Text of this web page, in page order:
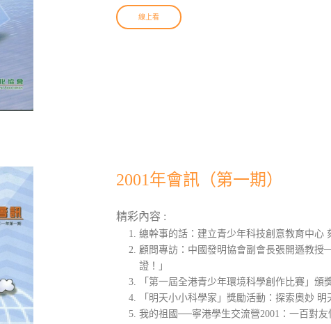
線上看
2001年會訊（第一期）
精彩內容 :
總幹事的話：建立青少年科技創意教育中心
顧問專訪：中國發明協會副會長張開遜教授
證！」
「第一屆全港青少年環境科學創作比賽」頒
「明天小小科學家」獎勵活動：探索奧妙 明
我的祖國──寧港學生交流營2001：一百對友